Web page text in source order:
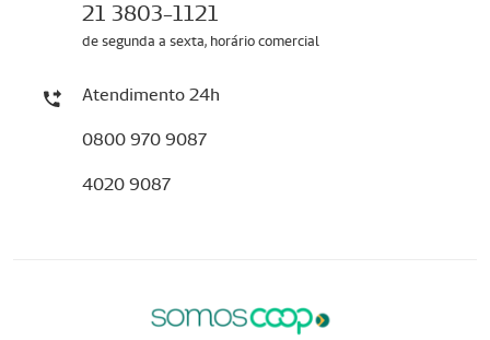
21 3803-1121
de segunda a sexta, horário comercial
Atendimento 24h
0800 970 9087
4020 9087